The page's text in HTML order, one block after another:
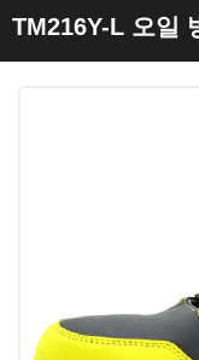
TM216Y-L 오일